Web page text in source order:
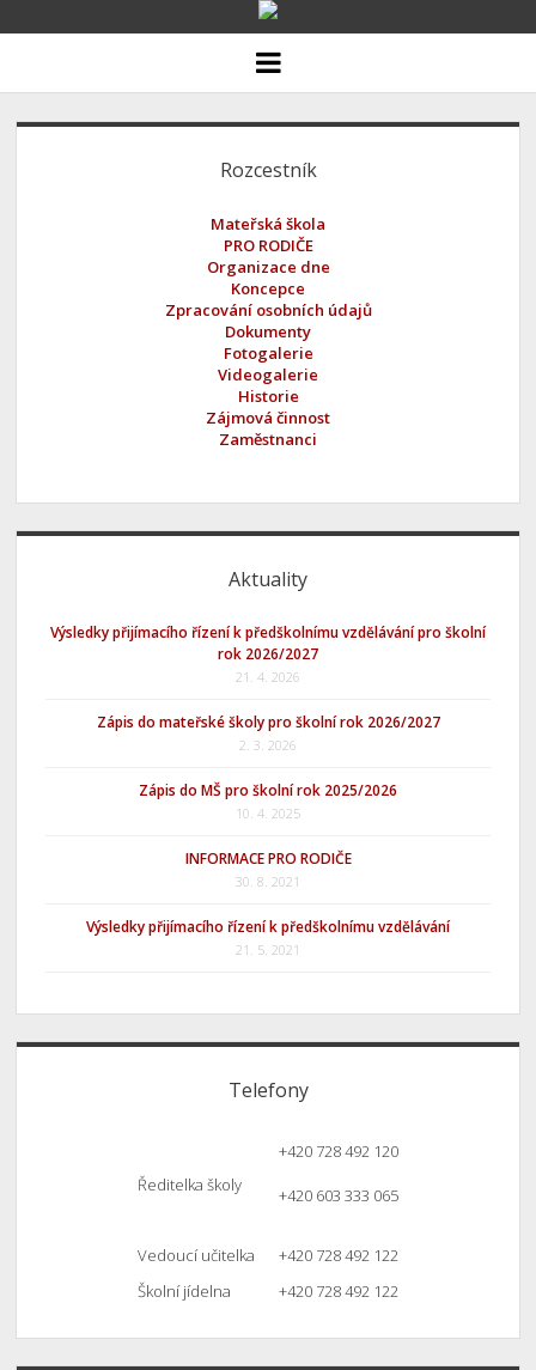
ZÁKLADNÍ ŠKOLA
MATEŘSKÁ ŠKOLA
DOKUMENTY
FOTOGALERIE A VIDEOGALERIE
PROJEKTY
ŠKOLSKÁ RADA
o
p
n
e
Rozcestník
Mateřská škola
PRO RODIČE
Organizace dne
Koncepce
Zpracování osobních údajů
Dokumenty
Fotogalerie
Videogalerie
Historie
Zájmová činnost
Zaměstnanci
Aktuality
Výsledky přijímacího řízení k předškolnímu vzdělávání pro školní
rok 2026/2027
21. 4. 2026
Zápis do mateřské školy pro školní rok 2026/2027
2. 3. 2026
Zápis do MŠ pro školní rok 2025/2026
10. 4. 2025
INFORMACE PRO RODIČE
30. 8. 2021
Výsledky přijímacího řízení k předškolnímu vzdělávání
21. 5. 2021
Telefony
Ředitelka školy
+420 728 492 120
+420 603 333 065
Vedoucí učitelka
+420 728 492 122
Školní jídelna
+420 728 492 122